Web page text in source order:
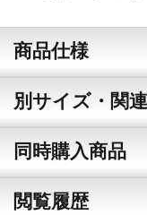
商品仕様
別サイズ・関
同時購入商品
閲覧履歴